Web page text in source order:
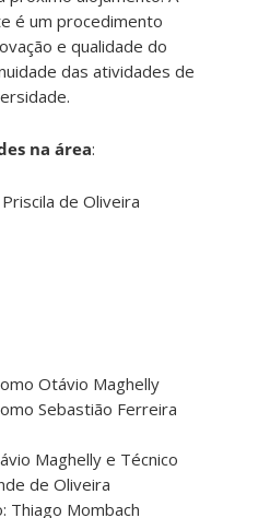
é um procedimento
e qualidade do
das atividades de
na área:
Priscila de Oliveira
Otávio Maghelly
Sebastião Ferreira
Maghelly e Técnico
de Oliveira
Thiago Mombach